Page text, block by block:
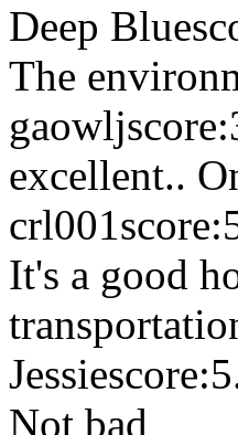
Deep Blue
The
gaowlj
excellent..
crl001
It's a good
Jessie
Not bad